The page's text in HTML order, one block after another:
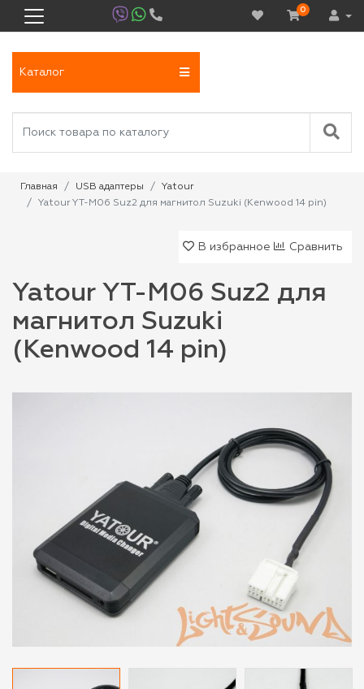
0
Каталог
Главная USB адаптеры
Yatour
Yatour YT-M06 Suz2 для магнитол Suzuki (Kenwood 14 pin)
В избранное Сравнить
Yatour YT-M06 Suz2 для
магнитол Suzuki
(Kenwood 14 pin)